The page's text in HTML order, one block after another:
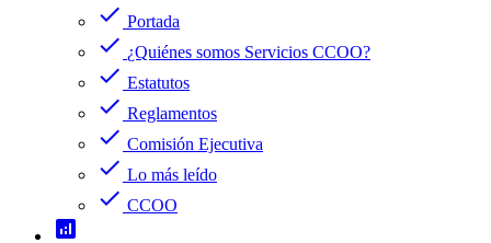
check Portada
check ¿Quiénes somos Servicios CCOO?
check Estatutos
check Reglamentos
check Comisión Ejecutiva
check Lo más leído
check CCOO
analytics